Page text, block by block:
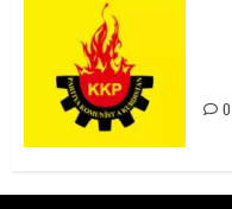
0